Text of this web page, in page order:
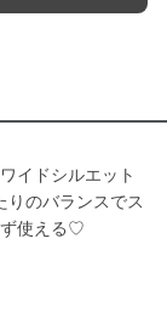
イドシルエット
のバランスでス
ず使える♡